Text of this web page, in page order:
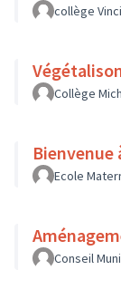
collège Vinci
Collège
Ecole
Conseil